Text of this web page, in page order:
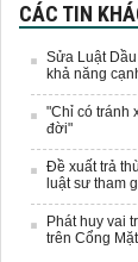
CÁC TIN
Sửa Luật
khả năng
"Chỉ có tránh
đời"
Đề xuất trả
luật sư tham
Phát huy vai
trên Cổng